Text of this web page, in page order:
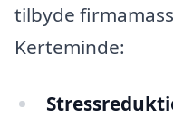
tilbyde
Kerteminde: